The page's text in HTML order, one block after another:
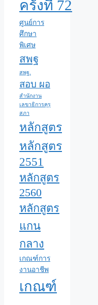
ครั้งที่ 72
ศูนย์การ
ศึกษา
พิเศษ
สพฐ
สพฐ.
สอบ ผอ
สำนักงาน
เลขาธิการคุรุ
สภา
หลักสูตร
หลักสูตร
2551
หลักสูตร
2560
หลักสูตร
แกน
กลาง
เกณฑ์การ
งานอาชีพ
เกณฑ์